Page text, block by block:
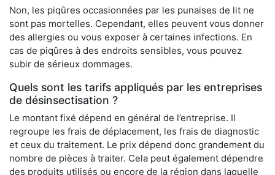
Non, les piqûres occasionnées par les punaises de lit ne
sont pas mortelles. Cependant, elles peuvent vous donner
des allergies ou vous exposer à certaines infections. En
cas de piqûres à des endroits sensibles, vous pouvez
subir de sérieux dommages.
Quels sont les tarifs appliqués par les entreprises
de désinsectisation ?
Le montant fixé dépend en général de l’entreprise. Il
regroupe les frais de déplacement, les frais de diagnostic
et ceux du traitement. Le prix dépend donc grandement du
nombre de pièces à traiter. Cela peut également dépendre
des produits utilisés ou encore de la région dans laquelle